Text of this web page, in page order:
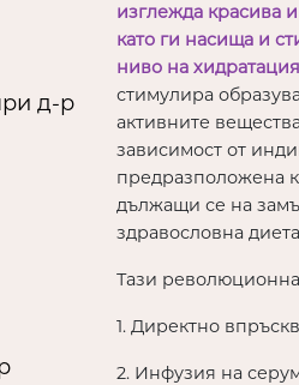
д-р
изглежда красива
като ги насища и
ниво на хидратация
стимулира
активните
зависимост от
предразположена
дължащи се на
здравословна
Тази
1. Директно
2. Инфузия на